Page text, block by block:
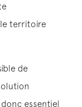
territoire
de
essentiel